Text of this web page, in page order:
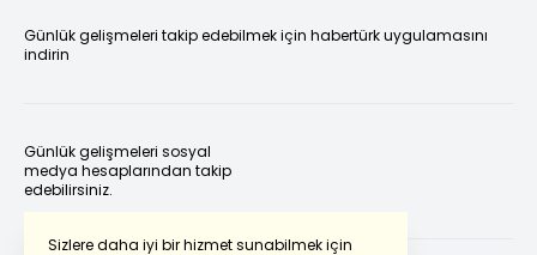
Sizlere daha iyi bir hizmet sunabilmek için
Günlük gelişmeleri takip edebilmek için habertürk uygulamasını
indirin
Günlük gelişmeleri sosyal
medya hesaplarından takip
edebilirsiniz.